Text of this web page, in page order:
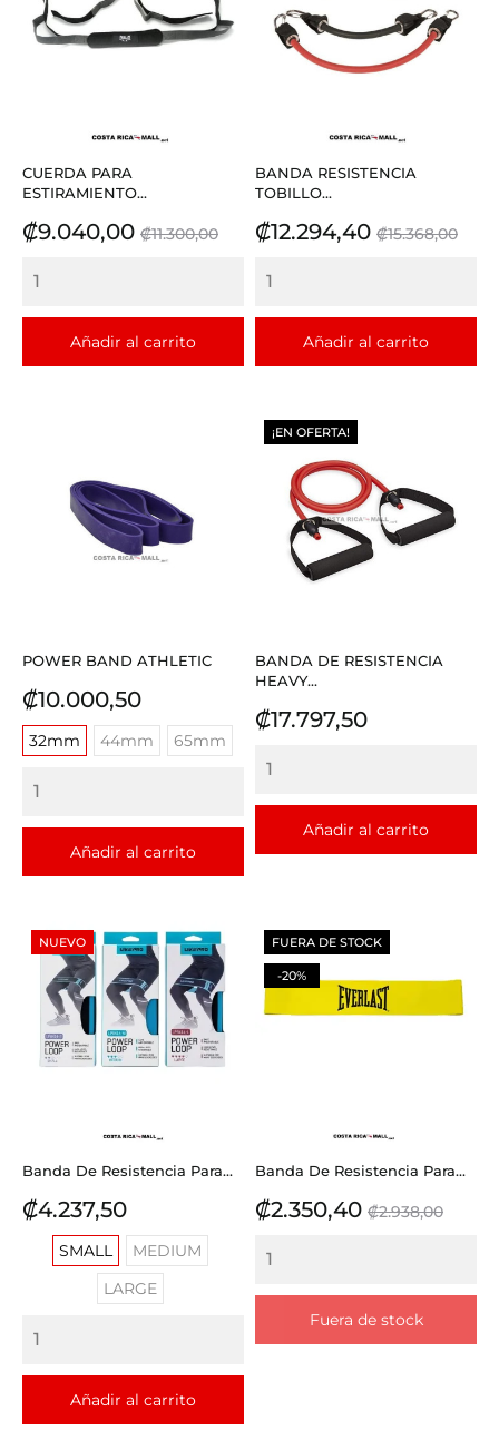
CUERDA PARA
ESTIRAMIENTO...
Precio
₡9.040,00 Precio
₡11.300,00
Añadir al carrito
BANDA RESISTENCIA
TOBILLO...
Precio
₡12.294,40 Precio
₡15.368,00
Añadir al carrito
POWER BAND ATHLETIC
Precio
₡10.000,50
32mm 44mm 65mm
Añadir al carrito
BANDA DE RESISTENCIA
HEAVY...
Precio
₡17.797,50
Añadir al carrito
¡EN OFERTA!
Banda De Resistencia Para...
Precio
₡4.237,50
SMALL
MEDIUM
LARGE
Añadir al carrito
NUEVO
Banda De Resistencia Para...
Precio
₡2.350,40 Precio
₡2.938,00
Fuera de stock
FUERA DE STOCK
-20%